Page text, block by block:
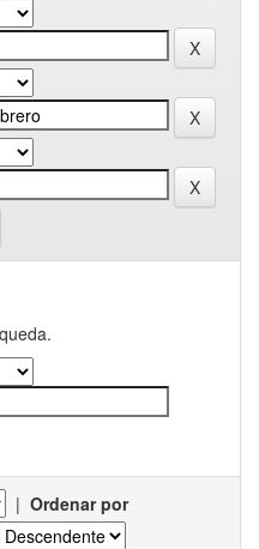
| Ordenar por